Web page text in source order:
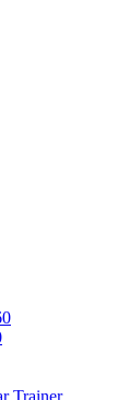
Trainer